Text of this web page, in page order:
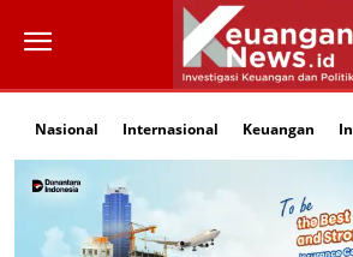
Nasional Internasional Keuangan